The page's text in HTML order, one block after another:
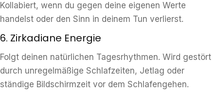
Kollabiert, wenn du gegen deine eigenen Werte
handelst oder den Sinn in deinem Tun verlierst.
6. Zirkadiane Energie
Folgt deinen natürlichen Tagesrhythmen. Wird gestört
durch unregelmäßige Schlafzeiten, Jetlag oder
ständige Bildschirmzeit vor dem Schlafengehen.